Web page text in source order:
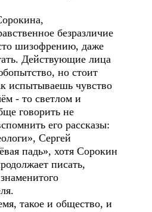
безразличие
шизофрению, даже
Действующие лица
но стоит
испытываешь чувство
- то светлом и
говорить не
его рассказы:
Сергей
падь», хотя Сорокин
писать,
такое и общество, и